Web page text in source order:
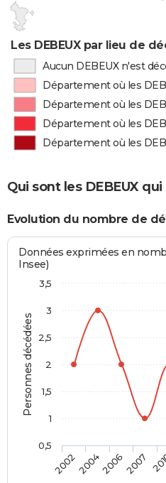
Les DEBEUX par lieu de
Aucun DEBEUX n'est
Département où les
Département où les
Département où les
Département où les
Qui sont les DEBEUX
Evolution du nombre de
Personnes décédées
Données exprimées en
Insee)
2002200420062007
0,5
1
1,5
2
2,5
3
3,5